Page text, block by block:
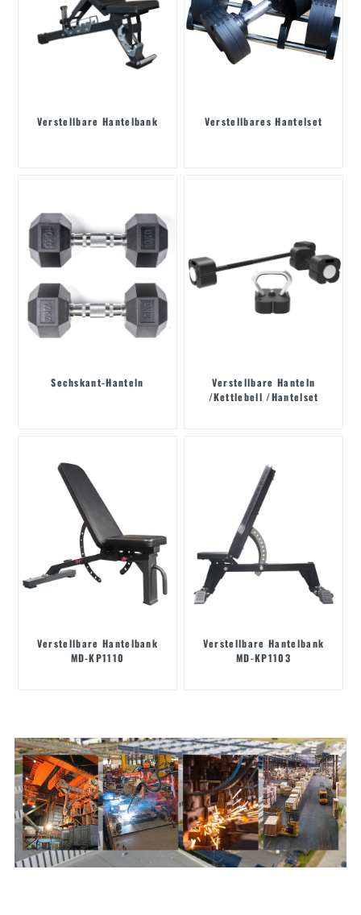
Verstellbare Hantelbank Verstellbares Hantelset
Sechskant-Hanteln
Verstellbare Hanteln
/Kettlebell /Hantelset
Verstellbare Hantelbank
MD-KP1110
Verstellbare Hantelbank
MD-KP1103